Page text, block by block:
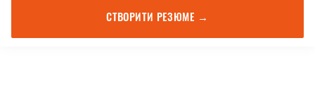
СТВОРИТИ РЕЗЮМЕ →